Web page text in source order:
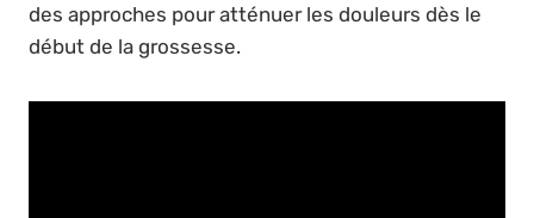
des approches pour atténuer les douleurs dès le
début de la grossesse.